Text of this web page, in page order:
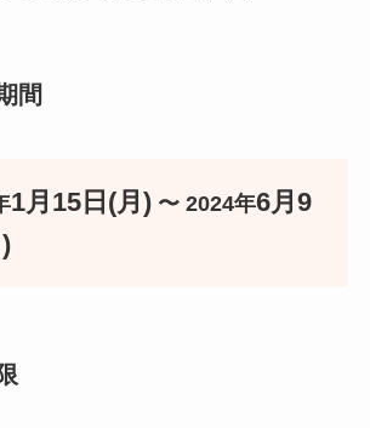
間
1月15日(月) 〜 2024年6月9